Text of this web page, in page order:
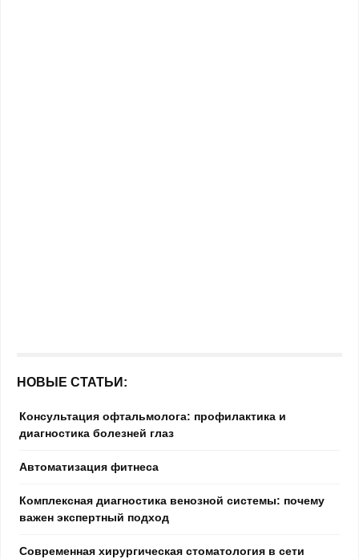
НОВЫЕ СТАТЬИ:
Консультация офтальмолога: профилактика и
диагностика болезней глаз
Автоматизация фитнеса
Комплексная диагностика венозной системы: почему
важен экспертный подход
Современная хирургическая стоматология в сети